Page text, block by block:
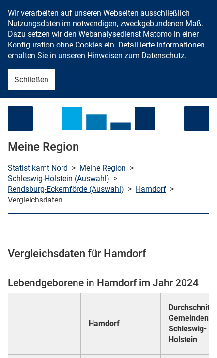
Zum Inhalt springen
starten
Wir verarbeiten auf unseren Webseiten ausschließlich
Nutzungsdaten im notwendigen, zweckgebundenen Maß.
Dazu setzen wir den Webanalysedienst Matomo in einer
Konfiguration ohne Cookies ein. Detaillierte Informationen
erhalten Sie in unseren Hinweisen zum Datenschutz.
Schließen
Meine Region
Statistikamt Nord > Meine Region >
Schleswig-Holstein (Auswahl) >
Rendsburg-Eckernförde (Auswahl) > Hamdorf >
Vergleichsdaten
Vergleichsdaten für Hamdorf
Lebendgeborene in Hamdorf im Jahr 2024
Hamdorf
Durchschnitt
Gemeinden in
Schleswig-
Holstein